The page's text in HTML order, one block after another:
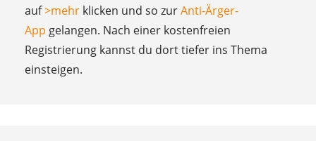
auf>mehr klicken und so zurAnti-Ärger-
App gelangen. Nach einer kostenfreien
Registrierung kannst du dort tiefer ins Thema
einsteigen.